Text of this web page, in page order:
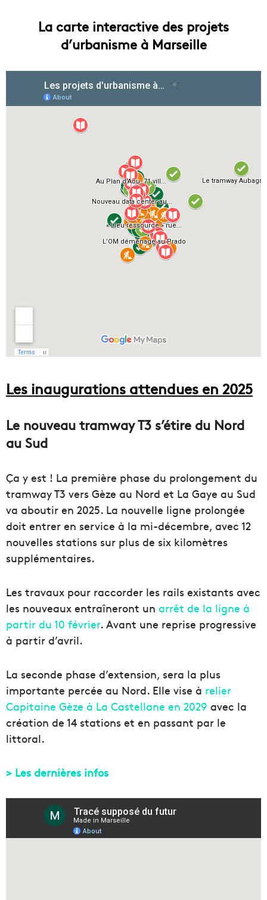
La carte interactive des projets
d’urbanisme à Marseille
Les inaugurations attendues en 2025
Le nouveau tramway T3 s’étire du Nord
au Sud
Ça y est ! La première phase du prolongement du
tramway T3 vers Gèze au Nord et La Gaye au Sud
va aboutir en 2025. La nouvelle ligne prolongée
doit entrer en service à la mi-décembre, avec 12
nouvelles stations sur plus de six kilomètres
supplémentaires.
Les travaux pour raccorder les rails existants avec
les nouveaux entraîneront un arrêt de la ligne à
partir du 10 février. Avant une reprise progressive
à partir d’avril.
La seconde phase d’extension, sera la plus
importante percée au Nord. Elle vise à relier
Capitaine Gèze à La Castellane en 2029 avec la
création de 14 stations et en passant par le
littoral.
> Les dernières infos